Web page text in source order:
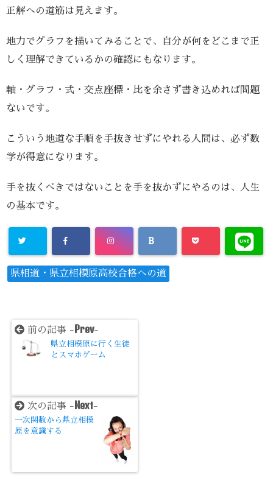
正解への道筋は見えます。
地力でグラフを描いてみることで、自分が何をどこまで正
しく理解できているかの確認にもなります。
軸・グラフ・式・交点座標・比を余さず書き込めれば問題
ないです。
こういう地道な手順を手抜きせずにやれる人間は、必ず数
学が得意になります。
手を抜くべきではないことを手を抜かずにやるのは、人生
の基本です。
県相道・県立相模原高校合格への道
前の記事 - Prev-
県立相模原に行く生徒
とスマホゲーム
次の記事 - Next-
一次関数から県立相模
原を意識する